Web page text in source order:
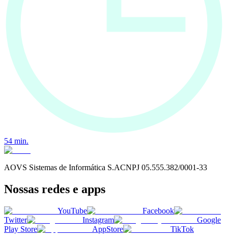
54 min.
AOVS Sistemas de Informática S.ACNPJ 05.555.382/0001-33
Nossas redes e apps
YouTube
Facebook
Twitter
Instagram
Google
Play Store
AppStore TikTok